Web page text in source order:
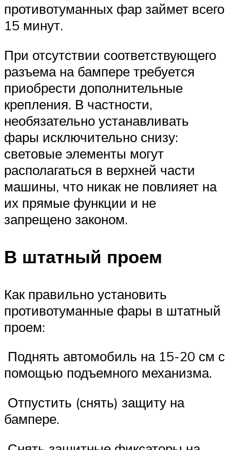
противотуманных фар займет всего
15 минут.
При отсутствии соответствующего
разъема на бампере требуется
приобрести дополнительные
крепления. В частности,
необязательно устанавливать
фары исключительно снизу:
световые элементы могут
располагаться в верхней части
машины, что никак не повлияет на
их прямые функции и не
запрещено законом.
В штатный проем
Как правильно установить
противотуманные фары в штатный
проем:
Поднять автомобиль на 15-20 см с
помощью подъемного механизма.
Отпустить (снять) защиту на
бампере.